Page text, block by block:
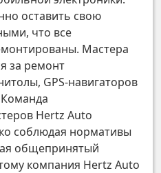
оставить свою
что все
Мастера
за ремонт
GPS-навигаторов
Hertz Auto
соблюдая нормативы
общепринятый
компания Hertz Auto